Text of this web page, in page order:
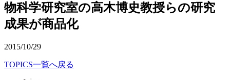
物科学研究室の高木博史教授らの研究
成果が商品化
2015/10/29
TOPICS一覧へ戻る